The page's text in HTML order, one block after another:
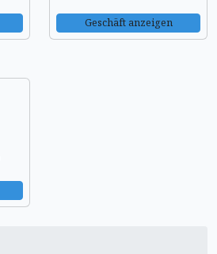
Geschäft anzeigen